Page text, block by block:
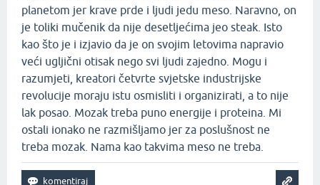
planetom jer krave prde i ljudi jedu meso. Naravno, on
je toliki mučenik da nije desetljećima jeo steak. Isto
kao što je i izjavio da je on svojim letovima napravio
veći ugljični otisak nego svi ljudi zajedno. Mogu i
razumjeti, kreatori četvrte svjetske industrijske
revolucije moraju istu osmisliti i organizirati, a to nije
lak posao. Mozak treba puno energije i proteina. Mi
ostali ionako ne razmišljamo jer za poslušnost ne
treba mozak. Nama kao takvima meso ne treba.